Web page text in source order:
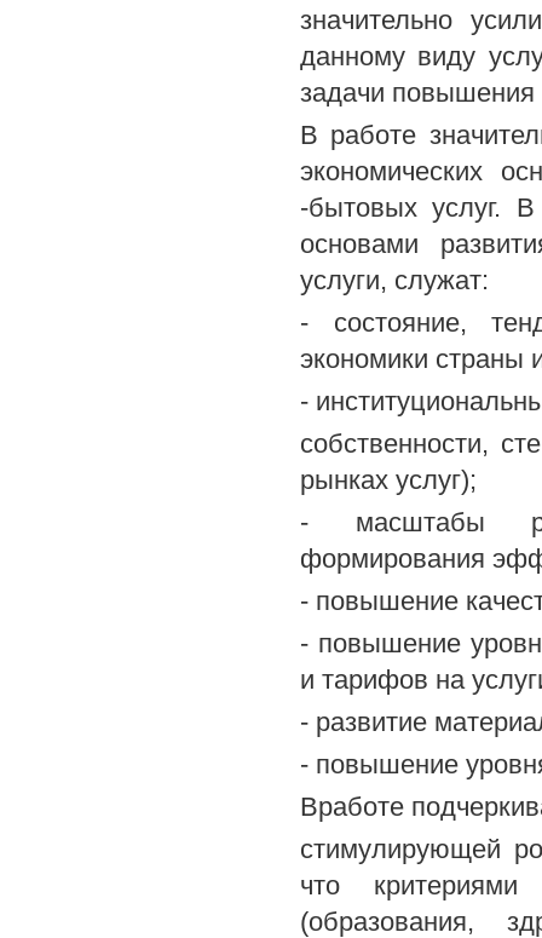
значительно
данному виду
задачи повышения
В работе
экономических
-бытовых услуг. В
основами
услуги, служат:
- состояние,
экономики страны
-
собственности,
рынках услуг);
- масштабы
формирования
- повышение
- повышение
и тарифов на
- развитие
- повышение
Вработе
стимулирующей
что
(образования,